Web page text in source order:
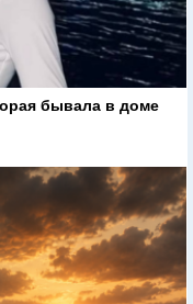
бывала в доме